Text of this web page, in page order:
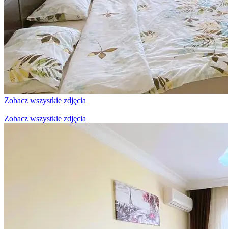
Zobacz wszystkie zdjęcia
Zobacz wszystkie zdjęcia